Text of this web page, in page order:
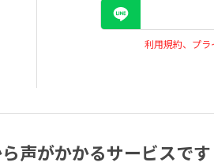
利用規約、プ
声がかかるサービスです